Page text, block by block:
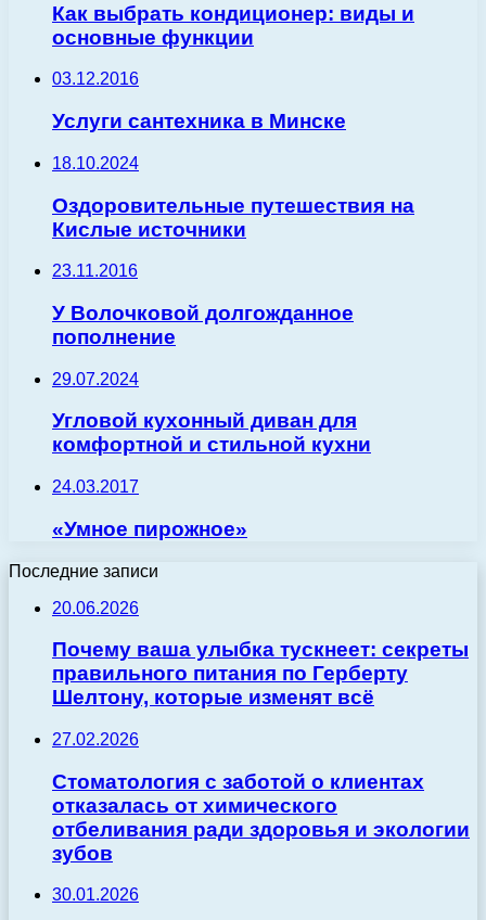
Как выбрать кондиционер: виды и
основные функции
03.12.2016
Услуги сантехника в Минске
18.10.2024
Оздоровительные путешествия на
Кислые источники
23.11.2016
У Волочковой долгожданное
пополнение
29.07.2024
Угловой кухонный диван для
комфортной и стильной кухни
24.03.2017
«Умное пирожное»
Последние записи
20.06.2026
Почему ваша улыбка тускнеет: секреты
правильного питания по Герберту
Шелтону, которые изменят всё
27.02.2026
Стоматология с заботой о клиентах
отказалась от химического
отбеливания ради здоровья и экологии
зубов
30.01.2026